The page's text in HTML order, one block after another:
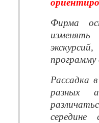
Фирма
программу
Рассадка
разных
середине